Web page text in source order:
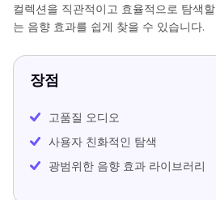
컬렉션을 직관적이고 효율적으로 탐색
는 음향 효과를 쉽게 찾을 수 있습니다.
장점
고품질 오디오
사용자 친화적인 탐색
광범위한 음향 효과 라이브러리